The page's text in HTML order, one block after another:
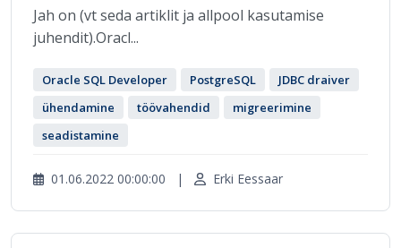
Jah on (vt seda artiklit ja allpool kasutamise
juhendit).Oracl...
Oracle SQL Developer PostgreSQL
JDBC draiver
ühendamine
töövahendid
migreerimine
seadistamine
01.06.2022 00:00:00 | Erki Eessaar